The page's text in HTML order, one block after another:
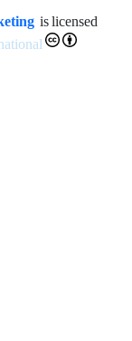
is licensed